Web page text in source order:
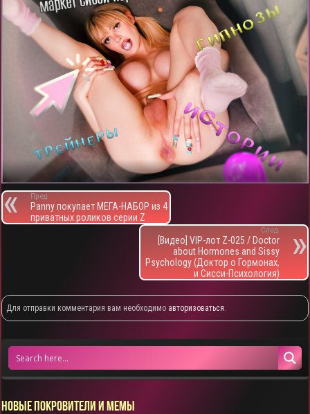
Пред.
Panny покупает МЕГА-НАБОР из 4
приватных роликов серии Z
След.
[Видео] VIP-лот Z-025 / Doctor
about Hormones and Sissy
Psychology (Доктор о Гормонах,
и Сисси-Психология)
Для отправки комментария вам необходимо авторизоваться.
НОВЫЕ ПОКРОВИТЕЛИ И МЕМЫ